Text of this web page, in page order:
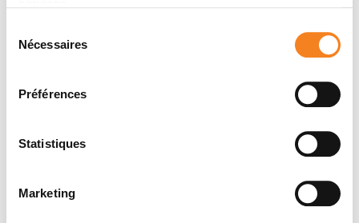
Nécessaires
Préférences
Statistiques
Marketing